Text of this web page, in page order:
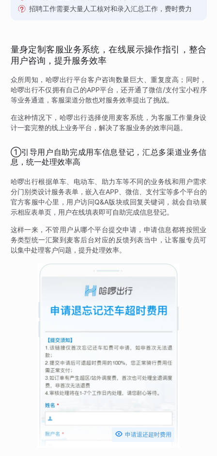
招聘工作需要大量人工核对和录入汇总工作，费时费力
量身定制客服业务系统，在线展示操作指引，整合
用户咨询，提升服务效率
众所周知，哈啰出行平台客户咨询数量巨大、重复度高；同时，
哈啰出行不仅拥有自己的APP平台，还开通了微信/支付宝小程序
等业务通道，客服渠道分散也对服务效率提出了挑战。
在这种情况下，哈啰出行选择使用麦客系统，为客服工作量身设
计一套完整的线上业务平台，解决了客服业务的效率问题。
①引导用户自助完成用车信息登记，汇总多渠道业务信
息，统一处理效率高
哈啰出行根据单车、电动车、助力车等不同的业务线和用户需求
分门别类设计服务表单，嵌入在APP、微信、支付宝等多个平台的
官方客服中心里，用户访问Q&A版块或回复关键词，就会自动展
示相应表单页，用户在线填表即可自助完成信息登记。
这样一来，不管用户从哪个平台提交申请，申请信息都将按照业
务类型统一汇聚到麦客后台对应的反馈列表当中，让客服专员可
以集中处理客户问题，提升处理效率。
 申请退还超时费用